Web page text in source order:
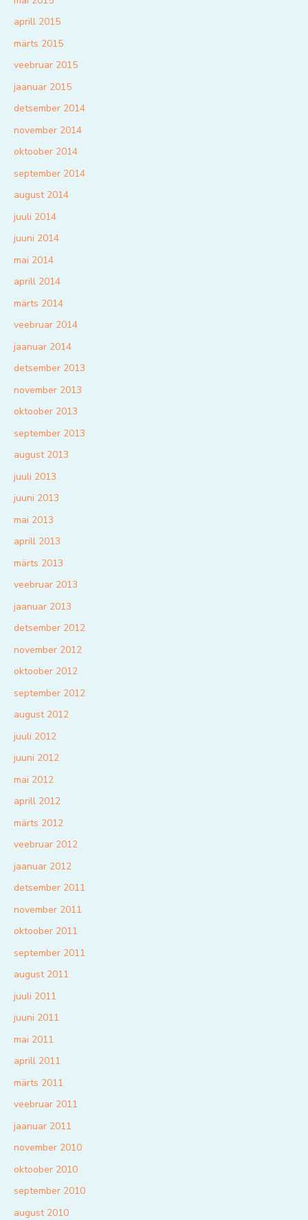
aprill 2015
märts 2015
veebruar 2015
jaanuar 2015
detsember 2014
november 2014
oktoober 2014
september 2014
august 2014
juuli 2014
juuni 2014
mai 2014
aprill 2014
märts 2014
veebruar 2014
jaanuar 2014
detsember 2013
november 2013
oktoober 2013
september 2013
august 2013
juuli 2013
juuni 2013
mai 2013
aprill 2013
märts 2013
veebruar 2013
jaanuar 2013
detsember 2012
november 2012
oktoober 2012
september 2012
august 2012
juuli 2012
juuni 2012
mai 2012
aprill 2012
märts 2012
veebruar 2012
jaanuar 2012
detsember 2011
november 2011
oktoober 2011
september 2011
august 2011
juuli 2011
juuni 2011
mai 2011
aprill 2011
märts 2011
veebruar 2011
jaanuar 2011
november 2010
oktoober 2010
september 2010
august 2010